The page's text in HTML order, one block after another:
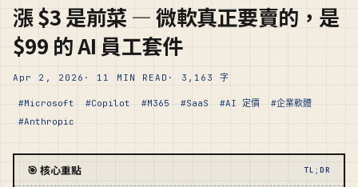
漲 $3 是前菜 — 微軟真正要賣的，是
$99 的 AI 員工套件
Apr 2, 2026 · 11 MIN READ · 3,163 字
#Microsoft #Copilot #M365 #SaaS #AI 定價
#企業軟體
#Anthropic
🎯 核心重點 TL;DR